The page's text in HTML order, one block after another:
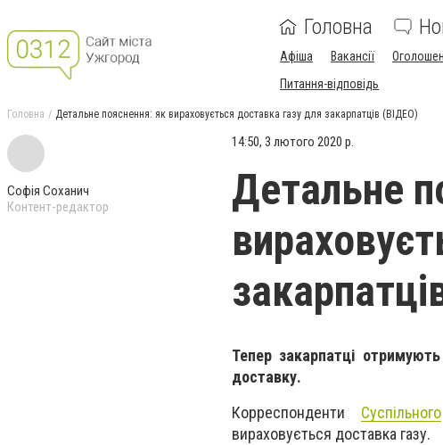
Головна
Афіша Вакансії
Питання-відповідь
Головна Детальне пояснення: як вираховується доставка газу для закарпатців (ВІДЕО)
Софія Соханич
Контент-редактор
14:50, 3 лютого 2020 р.
Детальне
Тепер закарпатці
доставку.
Корреспонденти Суспільного
вираховується доставка газу.